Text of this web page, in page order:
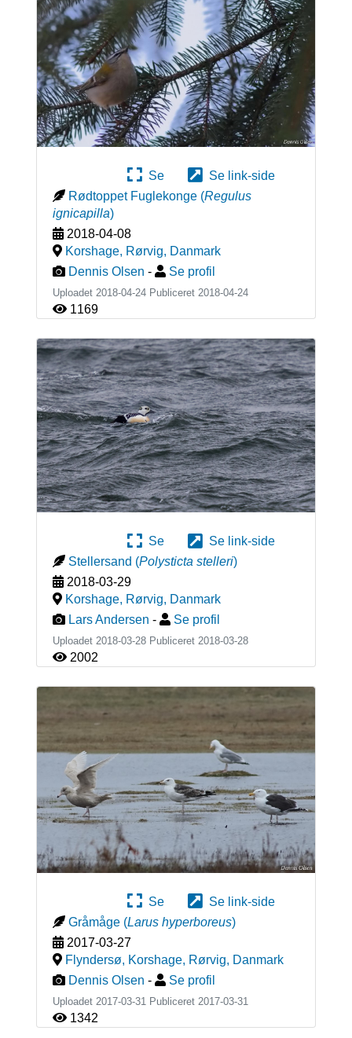
Se
Se link-side
Rødtoppet Fuglekonge (Regulus
ignicapilla)
2018-04-08
Korshage, Rørvig, Danmark
Dennis Olsen - Se profil
Uploadet 2018-04-24 Publiceret 2018-04-24
1169
Se
Se link-side
Stellersand (Polysticta stelleri)
2018-03-29
Korshage, Rørvig, Danmark
Lars Andersen - Se profil
Uploadet 2018-03-28 Publiceret 2018-03-28
2002
Se
Se link-side
Gråmåge (Larus hyperboreus)
2017-03-27
Flyndersø, Korshage, Rørvig, Danmark
Dennis Olsen - Se profil
Uploadet 2017-03-31 Publiceret 2017-03-31
1342